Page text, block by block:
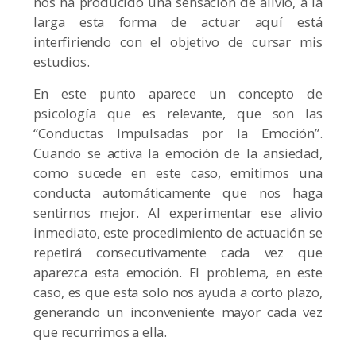
larga esta forma de actuar aquí está
interfiriendo con el objetivo de cursar mis
estudios.
En este punto aparece un concepto de
psicología que es relevante, que son las
“Conductas Impulsadas por la Emoción”.
Cuando se activa la emoción de la ansiedad,
como sucede en este caso, emitimos una
conducta automáticamente que nos haga
sentirnos mejor. Al experimentar ese alivio
inmediato, este procedimiento de actuación se
repetirá consecutivamente cada vez que
aparezca esta emoción. El problema, en este
caso, es que esta solo nos ayuda a corto plazo,
generando un inconveniente mayor cada vez
que recurrimos a ella.